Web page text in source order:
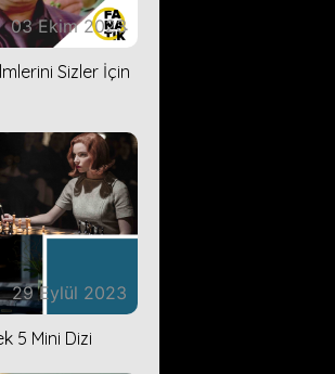
03 Ekim 2023
Sizler İçin
29 Eylül 2023
5 Mini Dizi